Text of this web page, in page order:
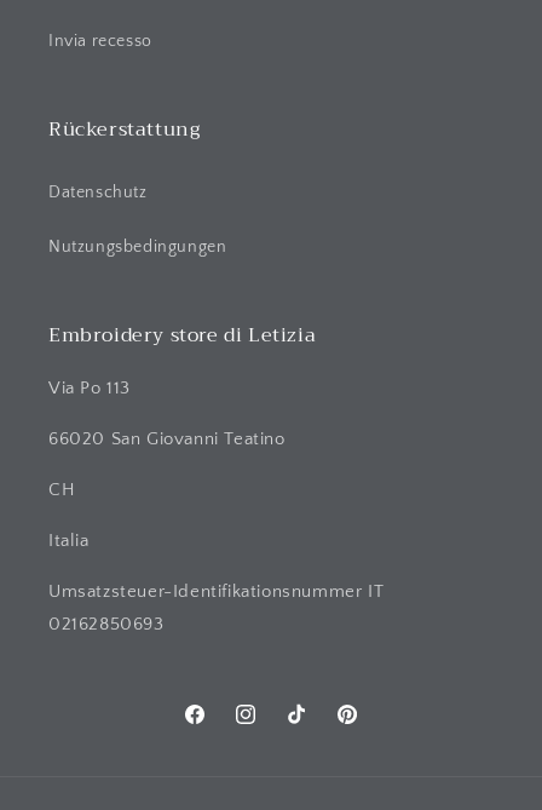
Invia recesso
Rückerstattung
Datenschutz
Nutzungsbedingungen
Embroidery store di Letizia
Via Po 113
66020 San Giovanni Teatino
CH
Italia
Umsatzsteuer-Identifikationsnummer IT
02162850693
FacebookInstagramTikTok Pinterest